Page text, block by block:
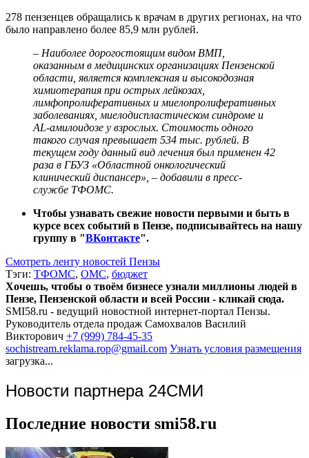
278 пензенцев обращались к врачам в других регионах, на что
было направлено более 85,9 млн рублей.
– Наиболее дорогостоящим видом ВМП,
оказанным в медицинских организациях Пензенской
области, является комплексная и высокодозная
химиотерапия при острых лейкозах,
лимфопролиферативных и миелопролиферативных
заболеваниях, миелодиспластическом синдроме и
AL-амилоидозе у взрослых. Стоимость одного
такого случая превышает 534 тыс. рублей. В
текущем году данный вид лечения был применен 42
раза в ГБУЗ «Областной онкологический
клинический диспансер», – добавили в пресс-
службе ТФОМС.
Чтобы узнавать свежие новости первыми и быть в
курсе всех событий в Пензе, подписывайтесь на нашу
группу в "ВКонтакте".
Смотреть ленту новостей Пензы
Тэги: ТФОМС, ОМС, бюджет
Хочешь, чтобы о твоём бизнесе узнали миллионы людей в
Пензе, Пензенской области и всей России - кликай сюда.
SMI58.ru - ведущий новостной интернет-портал Пензы.
Руководитель отдела продаж Самохвалов Василий
Викторович +7 (999) 784-45-35
sochistream.reklama.rop@gmail.com Узнать условия размещения
загрузка...
Новости партнера 24СМИ
Последние новости smi58.ru